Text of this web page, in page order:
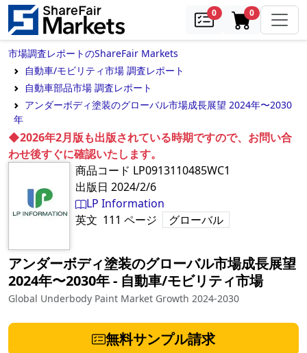
0samples0in cart
市場調査レポートのShareFair Markets
自動車/モビリティ市場 調査レポート
自動車部品市場 調査レポート
アンダーボディ塗装のグローバル市場成長展望 2024年〜2030
年
◆2026年2月版も出版されている時期ですので、お問い合
わせ後すぐに確認いたします。
商品コード LP0913110485WC1
出版日 2024/2/6
LP Information
英文 111 ページ グローバル
アンダーボディ塗装のグローバル市場成長展望
2024年〜2030年‐ 自動車/モビリティ市場
Global Underbody Paint Market Growth 2024-2030
無料サンプル請求